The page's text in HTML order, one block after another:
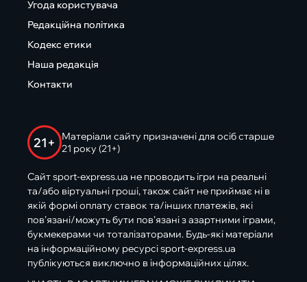
Угода користувача
Редакційна політика
Кодекс етики
Наша редакція
Контакти
21+
Матеріали сайту призначені для осіб старше
21 року (21+)
Сайт sport-express.ua не проводить ігри на реальні
та/або віртуальні гроші, також сайт не приймає ні в
якій формі оплату ставок та/інших платежів, які
пов’язані/можуть бути пов’язані з азартними іграми,
букмекерами чи тоталізаторами. Будь-які матеріали
на інформаційному ресурсі sport-express.ua
публікуються виключно в інформаційних цілях.